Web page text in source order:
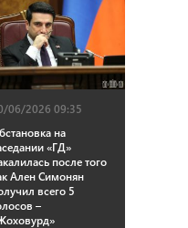
06/2026 09:35
на
«ГД»
после того
Ален Симонян
всего 5
–